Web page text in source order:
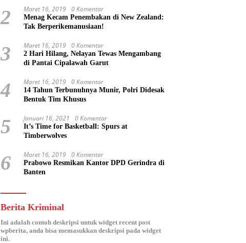
2 Maret 16, 2019 0 Komentar
Menag Kecam Penembakan di New Zealand:
Tak Berperikemanusiaan!
3 Maret 16, 2019 0 Komentar
2 Hari Hilang, Nelayan Tewas Mengambang
di Pantai Cipalawah Garut
4 Maret 16, 2019 0 Komentar
14 Tahun Terbunuhnya Munir, Polri Didesak
Bentuk Tim Khusus
5 Januari 16, 2021 0 Komentar
It’s Time for Basketball: Spurs at
Timberwolves
6 Maret 16, 2019 0 Komentar
Prabowo Resmikan Kantor DPD Gerindra di
Banten
Berita Kriminal
Ini adalah contoh deskripsi untuk widget recent post
wpberita, anda bisa memasukkan deskripsi pada widget
ini.